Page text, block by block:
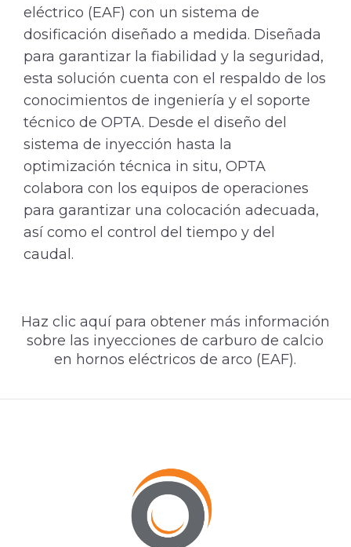
eléctrico (EAF) con un sistema de
dosificación diseñado a medida. Diseñada
para garantizar la fiabilidad y la seguridad,
esta solución cuenta con el respaldo de los
conocimientos de ingeniería y el soporte
técnico de OPTA. Desde el diseño del
sistema de inyección hasta la
optimización técnica in situ, OPTA
colabora con los equipos de operaciones
para garantizar una colocación adecuada,
así como el control del tiempo y del
caudal.
Haz clic aquí para obtener más información
sobre las inyecciones de carburo de calcio
en hornos eléctricos de arco (EAF).